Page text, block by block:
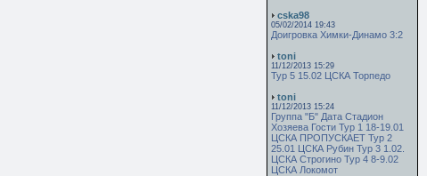
cska98
05/02/2014 19:43
Доигровка Химки-Динамо 3:2
toni
11/12/2013 15:29
Тур 5 15.02 ЦСКА Торпедо
toni
11/12/2013 15:24
Группа "Б" Дата Стадион
Хозяева Гости Тур 1 18-19.01
ЦСКА ПРОПУСКАЕТ Тур 2
25.01 ЦСКА Рубин Тур 3 1.02.
ЦСКА Строгино Тур 4 8-9.02
ЦСКА Локомот